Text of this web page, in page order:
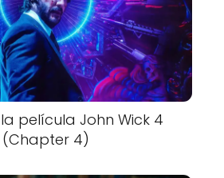
película John Wick 4
(Chapter 4)